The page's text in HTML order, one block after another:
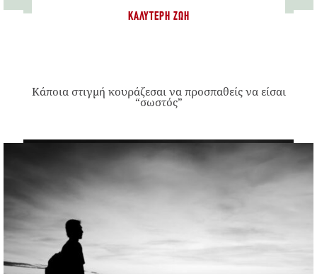
ΚΑΛΎΤΕΡΗ ΖΩΉ
Κάποια στιγμή κουράζεσαι να προσπαθείς να είσαι
“σωστός”